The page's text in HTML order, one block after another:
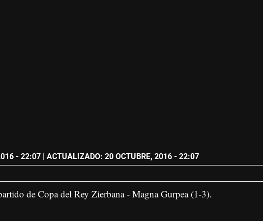
- 22:07| ACTUALIZADO: 20 OCTUBRE, 2016 - 22:07
de Copa del Rey Zierbana - Magna Gurpea (1-3).